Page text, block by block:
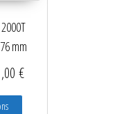
mm
€Plage de prix : 53,00 €